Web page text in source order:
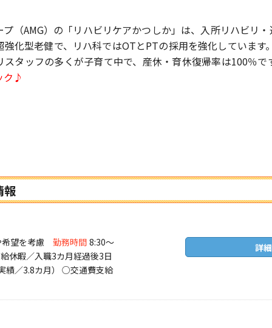
プ（AMG）の「リハビリケアかつしか」は、入所リハビリ
強化型老健で、リハ科ではOTとPTの採用を強化しています
スタッフの多くが子育て中で、産休・育休復帰率は100％で
ク♪
報
望を考慮 勤務時間 8:30〜
休暇／入職3カ月経過後3日
績／3.8カ月） ○交通費支給
詳